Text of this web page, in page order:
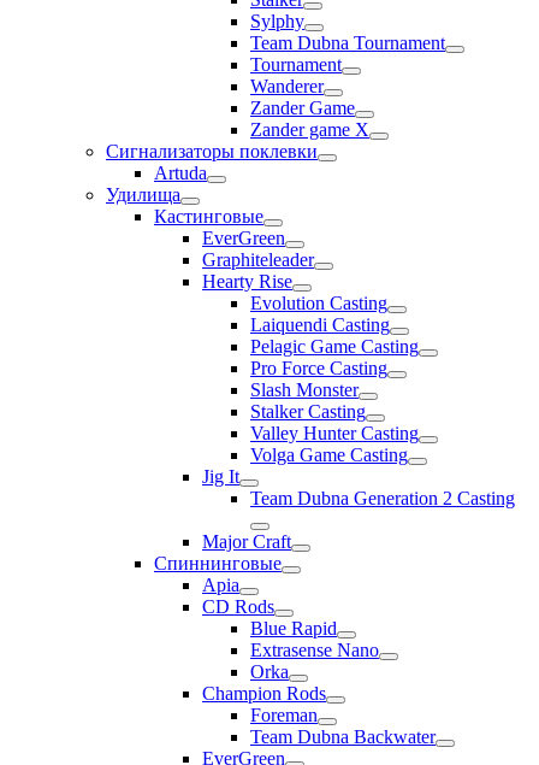
Sylphy
Team Dubna Tournament
Tournament
Wanderer
Zander Game
Zander game X
Сигнализаторы поклевки
Artuda
Удилища
Кастинговые
EverGreen
Graphiteleader
Hearty Rise
Evolution Casting
Laiquendi Casting
Pelagic Game Casting
Pro Force Casting
Slash Monster
Stalker Casting
Valley Hunter Casting
Volga Game Casting
Jig It
Team Dubna Generation 2 Casting
Major Craft
Спиннинговые
Apia
CD Rods
Blue Rapid
Extrasense Nano
Orka
Champion Rods
Foreman
Team Dubna Backwater
EverGreen